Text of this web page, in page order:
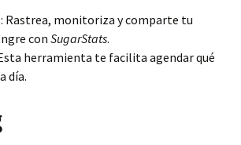
: Rastrea, monitoriza y comparte tu
con SugarStats.
herramienta te facilita agendar qué
día.